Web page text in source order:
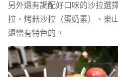
另外還有調配好口味的沙拉選
拉、烤菇沙拉（蛋奶素）、東
還蠻有特色的。